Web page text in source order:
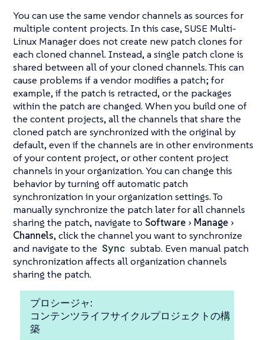
You can use the same vendor channels as sources for
multiple content projects. In this case, SUSE Multi-
Linux Manager does not create new patch clones for
each cloned channel. Instead, a single patch clone is
shared between all of your cloned channels. This can
cause problems if a vendor modifies a patch; for
example, if the patch is retracted, or the packages
within the patch are changed. When you build one of
the content projects, all the channels that share the
cloned patch are synchronized with the original by
default, even if the channels are in other environments
of your content project, or other content project
channels in your organization. You can change this
behavior by turning off automatic patch
synchronization in your organization settings. To
manually synchronize the patch later for all channels
sharing the patch, navigate to Software
Manage
Channels, click the channel you want to synchronize
and navigate to the Sync subtab. Even manual patch
synchronization affects all organization channels
sharing the patch.
プロシージャ:
コンテンツライフサイクルプロジェクトの構
築